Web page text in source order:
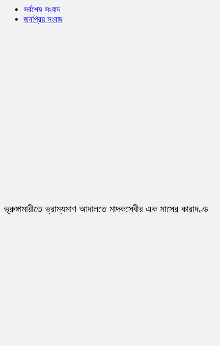
সর্বশেষ সংবাদ
জনপ্রিয় সংবাদ
ভূরুঙ্গামারীতে ভ্রাম্যমাণ আদালতে মাদকসেবীর এক মাসের কারাদণ্ড